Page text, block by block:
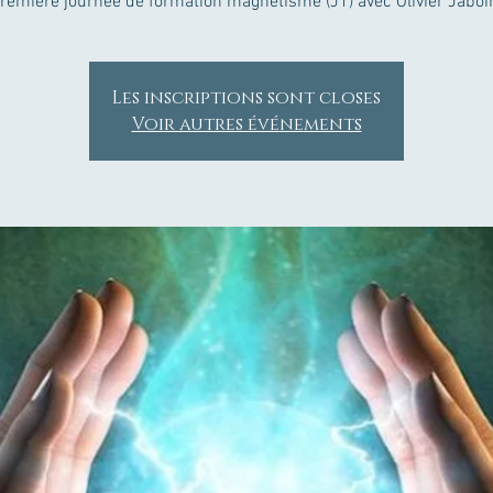
Les inscriptions sont closes
Voir autres événements